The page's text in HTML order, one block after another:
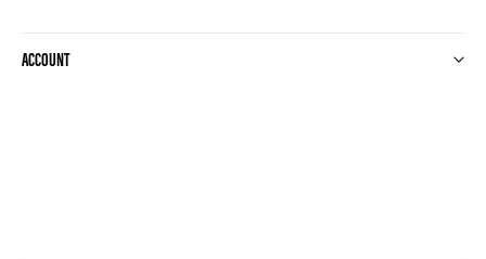
ACCOUNT